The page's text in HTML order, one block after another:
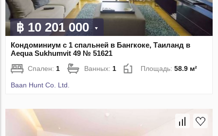
฿ 10 201 000
Кондоминиум с 1 спальней в Бангкоке, Таиланд в
Aequa Sukhumvit 49 № 51621
Спален: 1 Ванных: 1 Площадь:58.9 м²
Baan Hunt Co. Ltd.